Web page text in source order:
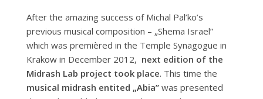
After the amazing success of Michal Pal’ko’s
previous musical composition – „Shema Israel”
which was premièred in the Temple Synagogue in
Krakow in December 2012, next edition of the
Midrash Lab project took place. This time the
musical midrash entited „Abia” was presented